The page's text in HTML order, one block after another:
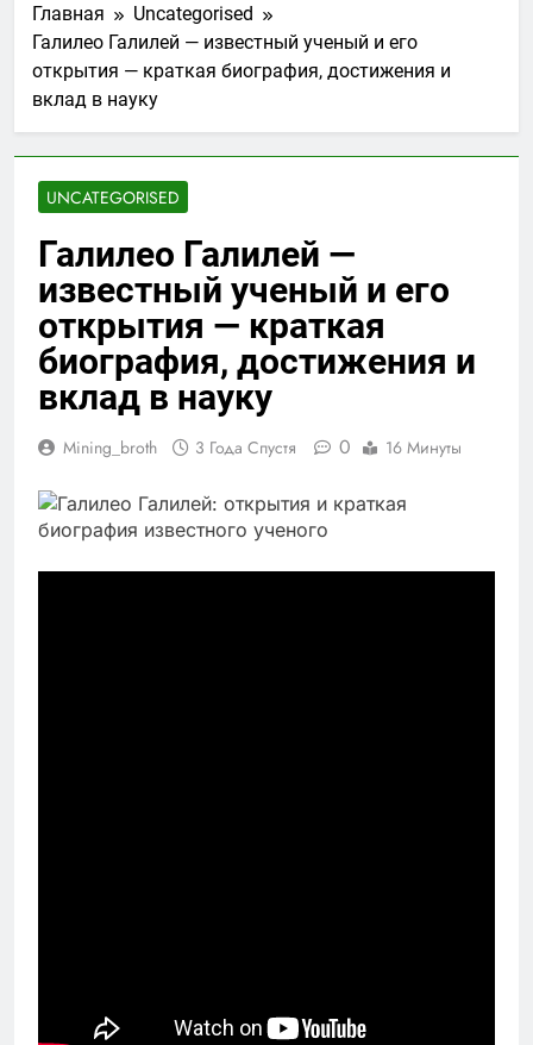
Главная
Uncategorised
Галилео Галилей — известный ученый и его
открытия — краткая биография, достижения и
вклад в науку
UNCATEGORISED
Галилео Галилей —
известный ученый и его
открытия — краткая
биография, достижения и
вклад в науку
Mining_broth 3 Года Спустя 0 16 Минуты